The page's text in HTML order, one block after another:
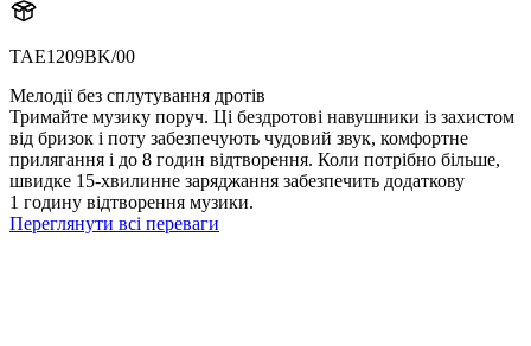
TAE1209BK/00
Мелодії без сплутування дротів
Тримайте музику поруч. Ці бездротові навушники із захистом
від бризок і поту забезпечують чудовий звук, комфортне
прилягання і до 8 годин відтворення. Коли потрібно більше,
швидке 15-хвилинне заряджання забезпечить додаткову
1 годину відтворення музики.
Переглянути всі переваги